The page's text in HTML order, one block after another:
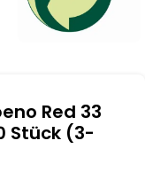
Red 33
Stück (3-